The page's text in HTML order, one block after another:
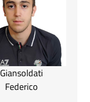
Giansoldati
Federico